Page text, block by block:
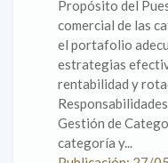
Propósito del
comercial de las
el portafolio
estrategias
rentabilidad y
Gestión de
categoría y...